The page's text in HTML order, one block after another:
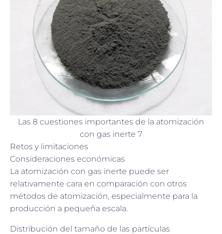
Las 8 cuestiones importantes de la atomización
con gas inerte 7
Retos y limitaciones
Consideraciones económicas
La atomización con gas inerte puede ser
relativamente cara en comparación con otros
métodos de atomización, especialmente para la
producción a pequeña escala.
Distribución del tamaño de las partículas